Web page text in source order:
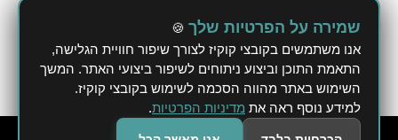
משלוחים ושילוח חבילות
מדיניות החזרה או החלפה
הצהרת נגישות
© 2026 Nouvelle - לי השקעות ב.מ. בע"מ
שמירה על הפרטיות שלך 🍪
אנו משתמשים בקובצי קוקיז לצורך שיפור חוויית הגלישה,
התאמת התוכן וביצוע ניתוחים לשיפור ביצועי האתר. המשך
השימוש באתר מהווה הסכמה לשימוש בקובצי קוקיז.
למידע נוסף ראה את מדיניות הפרטיות.